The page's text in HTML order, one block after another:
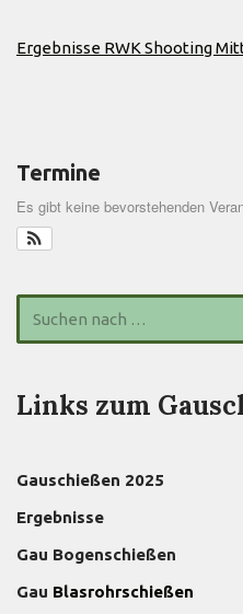
Ergebnisse RWK Shooting
Termine
Es gibt keine bevorstehenden
Links zum
Gauschießen 2025
Ergebnisse
Gau Bogenschießen
Gau Blasrohrschießen